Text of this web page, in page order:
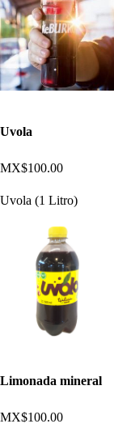
Uvola
MX$100.00
Uvola (1 Litro)
Limonada mineral
MX$100.00